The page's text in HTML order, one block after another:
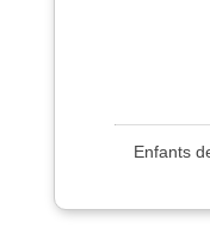
Enfants